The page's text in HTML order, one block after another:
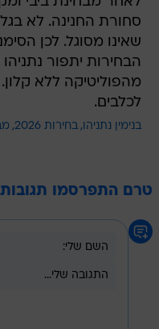
סחורת החנינה. לא
שאינו מסוגל. לכן
הבחירות יתפור
מהפוליטיקה ללא
לכלבים.
בנימין נתניהו בחירות 2026
טרם התפרסמו תגובות